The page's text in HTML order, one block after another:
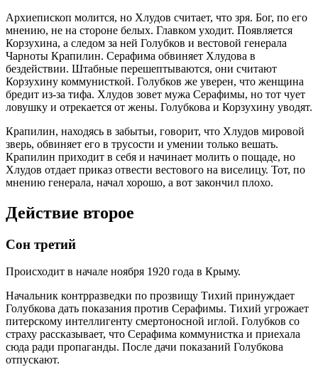
Архиепископ молится, но Хлудов считает, что зря. Бог, по его
мнению, не на стороне белых. Главком уходит. Появляется
Корзухина, а следом за ней Голубков и вестовой генерала
Чарноты Крапилин. Серафима обвиняет Хлудова в
бездействии. Штабные перешептываются, они считают
Корзухину коммунисткой. Голубков же уверен, что женщина
бредит из-за тифа. Хлудов зовет мужа Серафимы, но тот чует
ловушку и отрекается от жены. Голубкова и Корзухину уводят.
Крапилин, находясь в забытьи, говорит, что Хлудов мировой
зверь, обвиняет его в трусости и умении только вешать.
Крапилин приходит в себя и начинает молить о пощаде, но
Хлудов отдает приказ отвести вестового на виселицу. Тот, по
мнению генерала, начал хорошо, а вот закончил плохо.
Действие второе
Сон третий
Происходит в начале ноября 1920 года в Крыму.
Начальник контрразведки по прозвищу Тихий принуждает
Голубкова дать показания против Серафимы. Тихий угрожает
питерскому интеллигенту смертоносной иглой. Голубков со
страху рассказывает, что Серафима коммунистка и приехала
сюда ради пропаганды. После дачи показаний Голубкова
отпускают.